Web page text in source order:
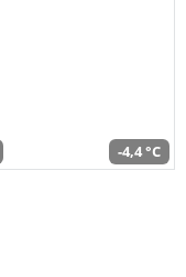
-4,4 °C